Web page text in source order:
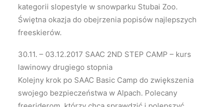
kategorii slopestyle w snowparku Stubai Zoo.
Świętna okazja do obejrzenia popisów najlepszych
freeskierów.
30.11. – 03.12.2017 SAAC 2ND STEP CAMP – kurs
lawinowy drugiego stopnia
Kolejny krok po SAAC Basic Camp do zwiększenia
swojego bezpieczeństwa w Alpach. Polecany